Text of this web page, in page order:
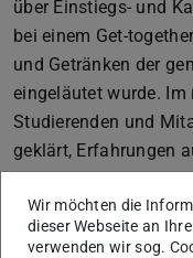
über Einstiegs- und
bei einem Get-
und Getränken der
eingeläutet wurde. Im
Studierenden und
geklärt, Erfahrungen
werden, ehe die
Stunde den Heimweg
Der WIBINET e.V.
Wir möchten die
dieser Webseite an
verwenden wir sog.